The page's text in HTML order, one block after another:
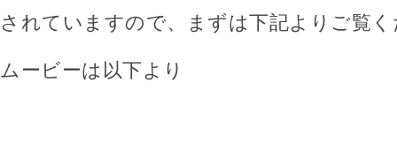
されていますので、まずは下記よりご覧
ムービーは以下より